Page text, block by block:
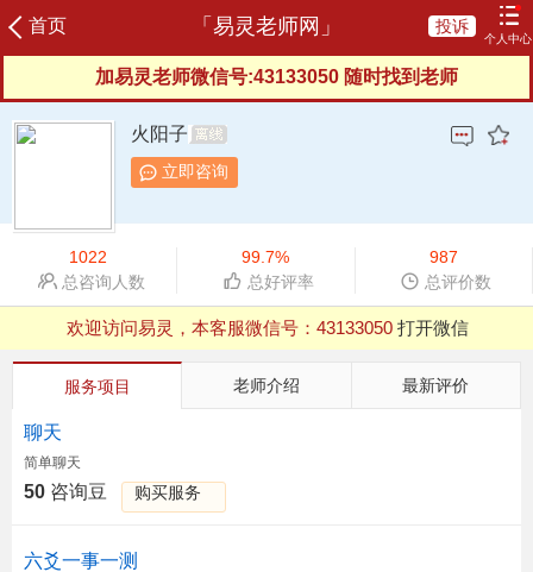
首页 「易灵老师网」
个人中心
投诉
登录
咨询记录 我的订单
我的评价
服务协议
申请成为老师
加易灵老师微信号:43133050 随时找到老师
加易灵老师微信号:43133050 随时找到老师
火阳子
立即咨询
1022
总咨询人数
99.7%
总好评率
987
总评价数
欢迎访问易灵，本客服微信号： 43133050 打开微信
QQ浏览器支付有异常，建议用微信、UC等其他浏览器
欢迎访问易灵，本客服微信号：
打开微信
QQ浏览器支付有异常，建议用微信、UC等其他浏览器
服务项目 老师介绍 最新评价
聊天
简单聊天
50 咨询豆 购买服务
六爻一事一测